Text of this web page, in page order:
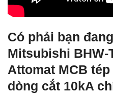
Có phải bạn
Mitsubishi BHW-
Attomat MCB
dòng cắt 10kA